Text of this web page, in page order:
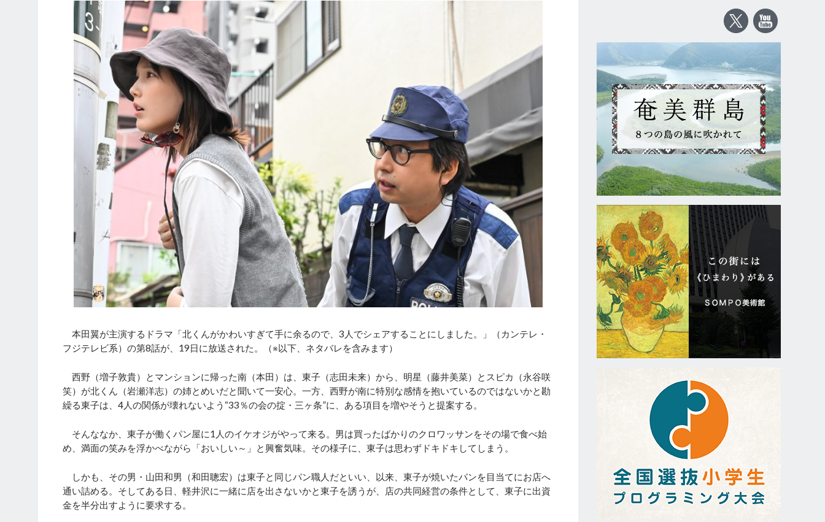
本田翼が主演するドラマ「北くんがかわいすぎて手に余るので、3人でシェアすることにしました。」（カンテレ・
フジテレビ系）の第8話が、19日に放送された。（※以下、ネタバレを含みます）
西野（増子敦貴）とマンションに帰った南（本田）は、東子（志田未来）から、明星（藤井美菜）とスピカ（永谷咲
笑）が北くん（岩瀬洋志）の姉とめいだと聞いて一安心。一方、西野が南に特別な感情を抱いているのではないかと勘
繰る東子は、4人の関係が壊れないよう“33％の会の掟・三ヶ条”に、ある項目を増やそうと提案する。
そんななか、東子が働くパン屋に1人のイケオジがやって来る。男は買ったばかりのクロワッサンをその場で食べ始
め、満面の笑みを浮かべながら「おいしい～」と興奮気味。その様子に、東子は思わずドキドキしてしまう。
しかも、その男・山田和男（和田聰宏）は東子と同じパン職人だといい、以来、東子が焼いたパンを目当てにお店へ
通い詰める。そしてある日、軽井沢に一緒に店を出さないかと東子を誘うが、店の共同経営の条件として、東子に出資
金を半分出すように要求する。